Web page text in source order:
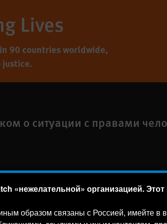
«нежелательной» организацией.
образом связаны с Россией, имейте в
Lives
90 countries worldwide,
о ситуации с правами
Version
3299USA|t 1.212.290.4700